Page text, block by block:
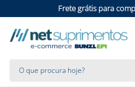
Frete grátis para